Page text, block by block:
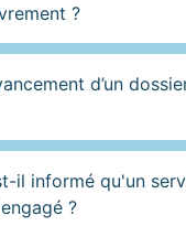
?
d’un
il informé qu'un
?